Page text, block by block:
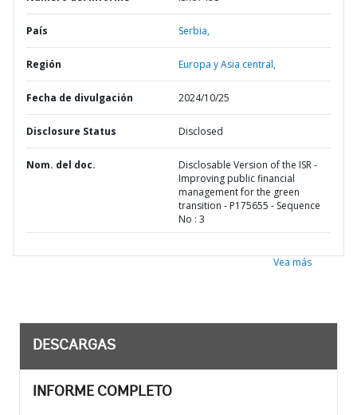
País Serbia,
Región Europa y Asia central,
Fecha de divulgación 2024/10/25
Disclosure Status Disclosed
Nom. del doc.
Disclosable Version of the ISR -
Improving public financial
management for the green
transition - P175655 - Sequence
No : 3
Vea más
DESCARGAS
INFORME COMPLETO